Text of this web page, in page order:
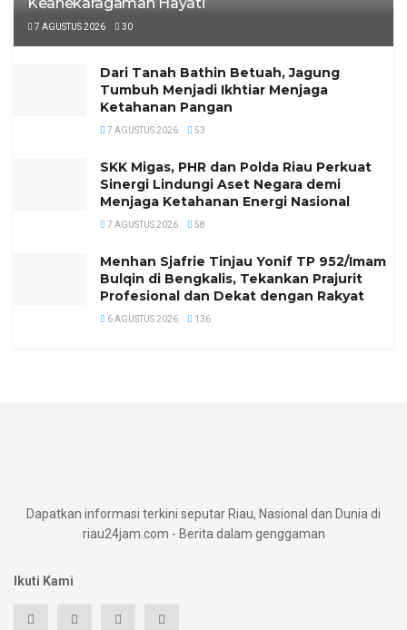
7 AGUSTUS 2026 30
Dari Tanah Bathin Betuah, Jagung
Tumbuh Menjadi Ikhtiar Menjaga
Ketahanan Pangan
7 AGUSTUS 2026 53
SKK Migas, PHR dan Polda Riau Perkuat
Sinergi Lindungi Aset Negara demi
Menjaga Ketahanan Energi Nasional
7 AGUSTUS 2026 58
Menhan Sjafrie Tinjau Yonif TP 952/Imam
Bulqin di Bengkalis, Tekankan Prajurit
Profesional dan Dekat dengan Rakyat
6 AGUSTUS 2026 136
Dapatkan informasi terkini seputar Riau, Nasional dan Dunia di
riau24jam.com - Berita dalam genggaman
Ikuti Kami